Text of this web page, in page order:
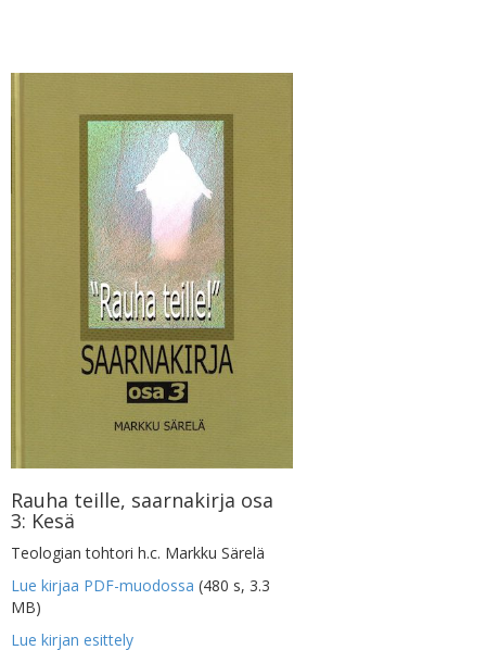
Rauha teille, saarnakirja osa
3: Kesä
Teologian tohtori h.c. Markku Särelä
Lue kirjaa PDF-muodossa (480 s, 3.3
MB)